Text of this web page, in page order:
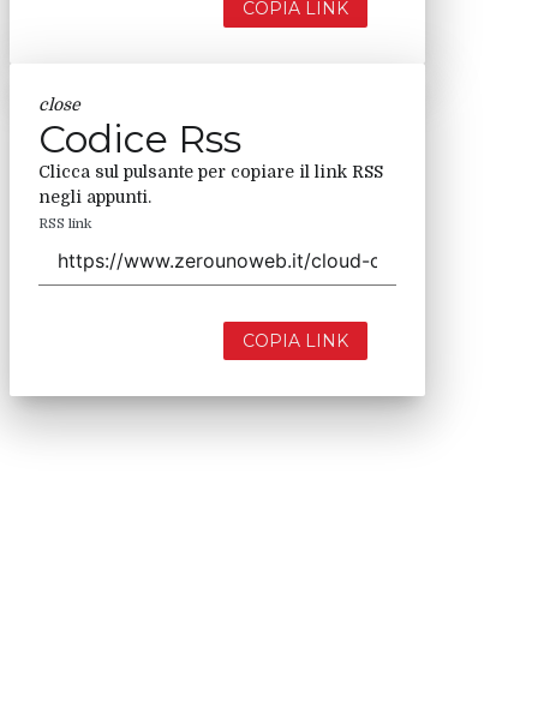
COPIA LINK
close
Codice Rss
Clicca sul pulsante per copiare il link RSS
negli appunti.
RSS link
COPIA LINK